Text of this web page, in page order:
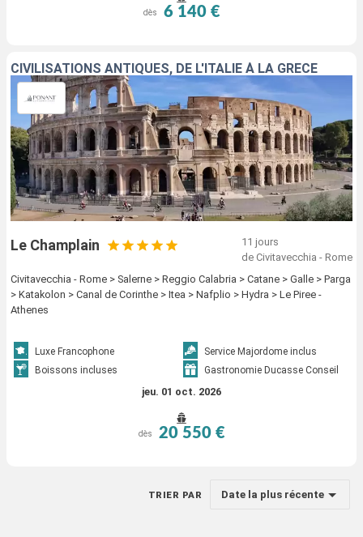
dès 6 140 €
CIVILISATIONS ANTIQUES, DE L'ITALIE À LA GRÈCE
Le Champlain
11 jours
de Civitavecchia - Rome
Civitavecchia - Rome > Salerne > Reggio Calabria > Catane > Galle > Parga
> Katakolon > Canal de Corinthe > Itea > Nafplio > Hydra > Le Piree -
Athenes
Luxe Francophone
Service Majordome inclus
Boissons incluses
Gastronomie Ducasse Conseil
jeu. 01 oct. 2026
dès 20 550 €
TRIER PAR Date la plus récente